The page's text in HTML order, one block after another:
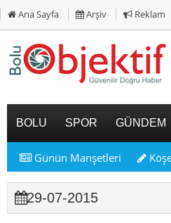
Ana Sayfa Arşiv Reklam
BOLU SPOR GÜNDEM
Günün Manşetleri
29-07-2015